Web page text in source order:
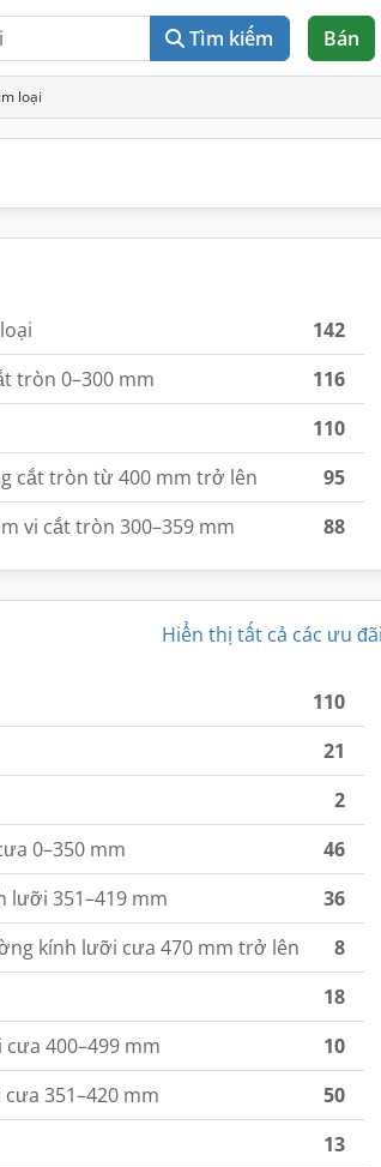
Tìm kiếm Bán
loại
142
tròn 0–300 mm
116
110
cắt tròn từ 400 mm trở lên
95
vi cắt tròn 300–359 mm
88
Hiển thị tất cả các ưu
110
21
2
0–350 mm
46
lưỡi 351–419 mm
36
kính lưỡi cưa 470 mm trở lên
8
18
400–499 mm
10
351–420 mm
50
13